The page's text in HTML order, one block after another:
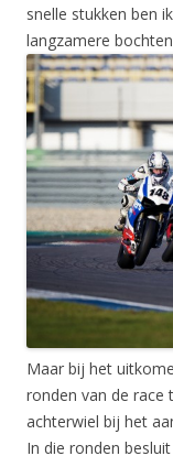
snelle stukken ben
langzamere
Maar bij het
ronden van de race
achterwiel bij het
In die ronden